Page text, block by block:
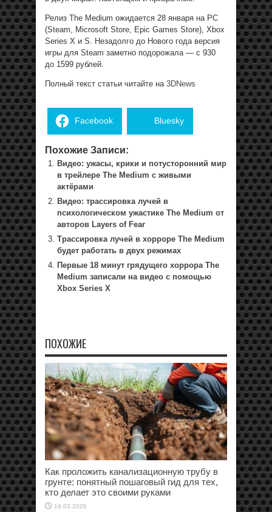
Релиз The Medium ожидается 28 января на PC
(Steam, Microsoft Store, Epic Games Store), Xbox
Series X и S. Незадолго до Нового года версия
игры для Steam заметно подорожала — с 930
до 1599 рублей.
Полный текст статьи читайте на 3DNews
Facebook Bluesky
Похожие Записи:
Видео: ужасы, крики и потусторонний мир
в трейлере The Medium с живыми
актёрами
Видео: трассировка лучей в
психологическом ужастике The Medium от
авторов Layers of Fear
Трассировка лучей в хорроре The Medium
будет работать в двух режимах
Первые 18 минут грядущего хоррора The
Medium записали на видео с помощью
Xbox Series X
ПОХОЖИЕ
Как проложить канализационную трубу в
грунте: понятный пошаговый гид для тех,
кто делает это своими руками
19.03.2026